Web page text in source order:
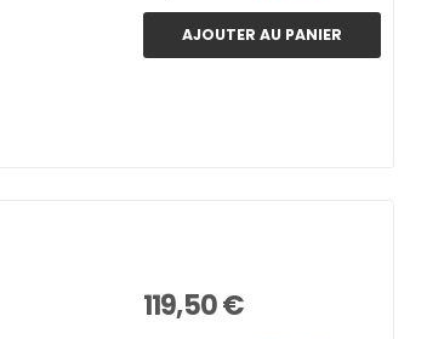
AJOUTER AU PANIER
119,50 €